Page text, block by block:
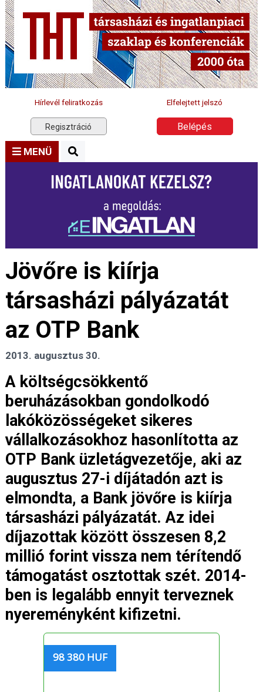
Hírlevél feliratkozás Elfelejtett jelszó
Regisztráció Belépés
MENÜ
Jövőre is kiírja
társasházi pályázatát
az OTP Bank
2013. augusztus 30.
A költségcsökkentő
beruházásokban gondolkodó
lakóközösségeket sikeres
vállalkozásokhoz hasonlította az
OTP Bank üzletágvezetője, aki az
augusztus 27-i díjátadón azt is
elmondta, a Bank jövőre is kiírja
társasházi pályázatát. Az idei
díjazottak között összesen 8,2
millió forint vissza nem térítendő
támogatást osztottak szét. 2014-
ben is legalább ennyit terveznek
nyereményként kifizetni.
98 380 HUF